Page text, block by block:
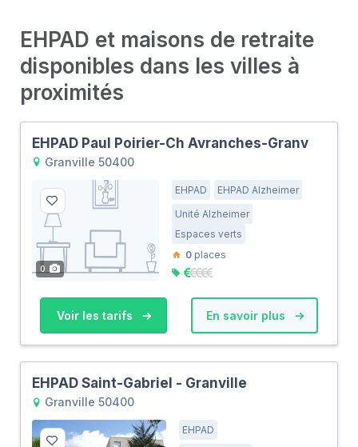
EHPAD et maisons de retraite
disponibles dans les villes à
proximités
EHPAD Paul Poirier-Ch Avranches-Granv
Granville 50400
0
EHPAD
EHPAD Alzheimer
Unité Alzheimer
Espaces verts
0 places
Voir les tarifs En savoir plus
EHPAD Saint-Gabriel - Granville
Granville 50400
EHPAD